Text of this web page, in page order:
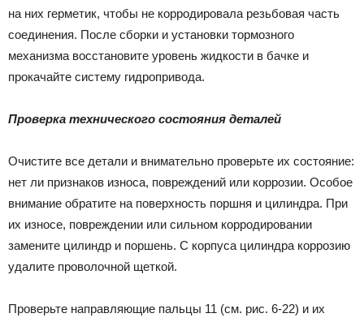
на них герметик, чтобы не корродировала резьбовая часть
соединения. После сборки и установки тормозного
механизма восстановите уровень жидкости в бачке и
прокачайте систему гидропривода.
Проверка технического состояния деталей
Очистите все детали и внимательно проверьте их состояние:
нет ли признаков износа, повреждений или коррозии. Особое
внимание обратите на поверхность поршня и цилиндра. При
их износе, повреждении или сильном корродировании
замените цилиндр и поршень. С корпуса цилиндра коррозию
удалите проволочной щеткой.
Проверьте направляющие пальцы 11 (см. рис. 6-22) и их